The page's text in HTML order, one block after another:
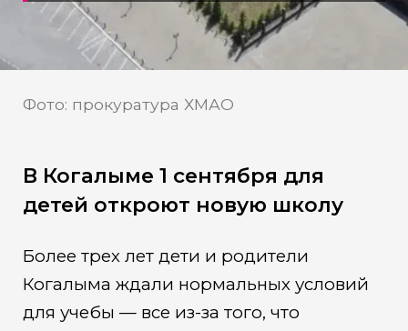
Фото: прокуратура ХМАО
В Когалыме 1 сентября для
детей откроют новую школу
Более трех лет дети и родители
Когалыма ждали нормальных условий
для учебы — все из-за того, что